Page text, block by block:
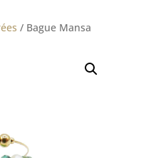
/ Bague Mansa